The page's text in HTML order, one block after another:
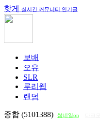
핫게 실시간 커뮤니티 인기글
보배
오유
SLR
루리웹
랜덤
종합 (5101388) 썸네일on